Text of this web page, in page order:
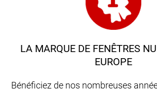
LA MARQUE DE FENÊTRES
EUROPE
Bénéficiez de nos nombreuses